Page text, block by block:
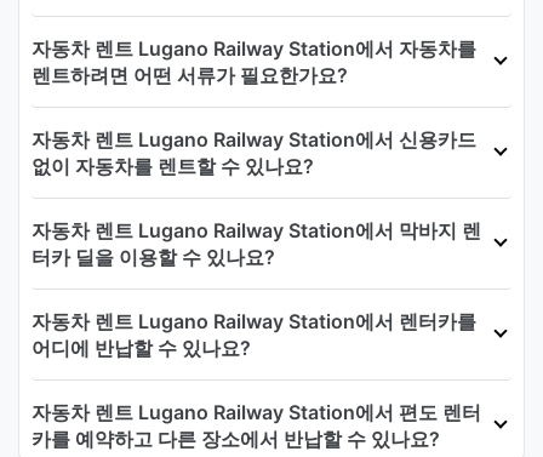
자동차 렌트 Lugano Railway Station에서 자동차를
렌트하려면 어떤 서류가 필요한가요?
자동차 렌트 Lugano Railway Station에서 신용카드
없이 자동차를 렌트할 수 있나요?
자동차 렌트 Lugano Railway Station에서 막바지 렌
터카 딜을 이용할 수 있나요?
자동차 렌트 Lugano Railway Station에서 렌터카를
어디에 반납할 수 있나요?
자동차 렌트 Lugano Railway Station에서 편도 렌터
카를 예약하고 다른 장소에서 반납할 수 있나요?